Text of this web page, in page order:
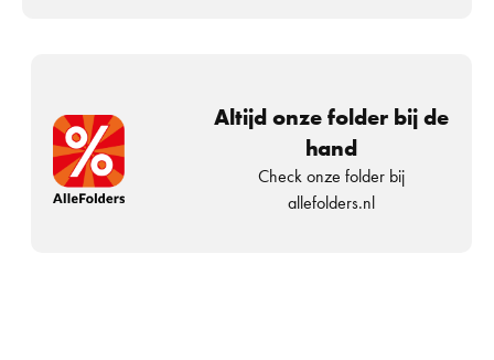
Altijd onze folder bij de
hand
Check onze folder bij
allefolders.nl